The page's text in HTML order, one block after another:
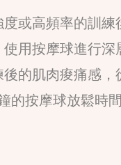
或高頻率的訓
用按摩球進行
的肌肉痠痛感
的按摩球放鬆時